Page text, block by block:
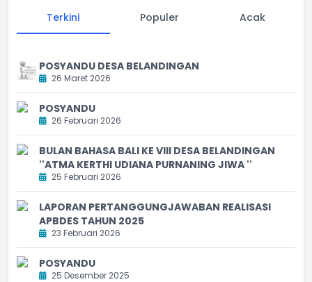
Terkini Populer Acak
POSYANDU DESA BELANDINGAN
26 Maret 2026
POSYANDU
26 Februari 2026
BULAN BAHASA BALI KE VIII DESA BELANDINGAN
''ATMA KERTHI UDIANA PURNANING JIWA ''
25 Februari 2026
LAPORAN PERTANGGUNGJAWABAN REALISASI
APBDES TAHUN 2025
23 Februari 2026
POSYANDU
25 Desember 2025